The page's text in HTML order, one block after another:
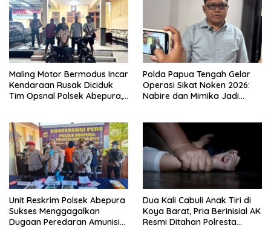
Maling Motor Bermodus Incar
Kendaraan Rusak Diciduk
Tim Opsnal Polsek Abepura,
Polda Papua Tengah Gelar
Operasi Sikat Noken 2026:
Nabire dan Mimika Jadi
Unit Reskrim Polsek Abepura
Sukses Menggagalkan
Dugaan Peredaran Amunisi
Dua Kali Cabuli Anak Tiri di
Koya Barat, Pria Berinisial AK
Resmi Ditahan Polresta